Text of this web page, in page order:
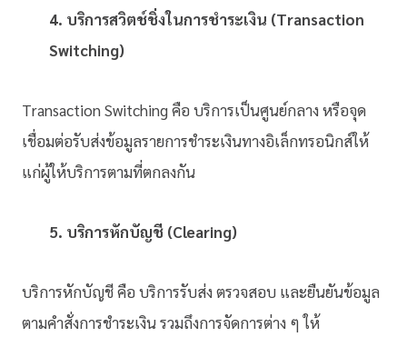
4. บริการสวิตช์ชิ่งในการชำระเงิน (Transaction
Switching)
Transaction Switching คือ บริการเป็นศูนย์กลาง หรือจุด
เชื่อมต่อรับส่งข้อมูลรายการชำระเงินทางอิเล็กทรอนิกส์ให้
แก่ผู้ให้บริการตามที่ตกลงกัน
5. บริการหักบัญชี (Clearing)
บริการหักบัญชี คือ บริการรับส่ง ตรวจสอบ และยืนยันข้อมูล
ตามคำสั่งการชำระเงิน รวมถึงการจัดการต่าง ๆ ให้